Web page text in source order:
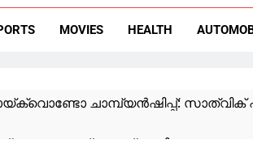
MOVIES HEALTH
ചാമ്പ്യൻഷിപ്പ്: സാത്വിക്
ലൈഫ് ജാക്കറ്റ്